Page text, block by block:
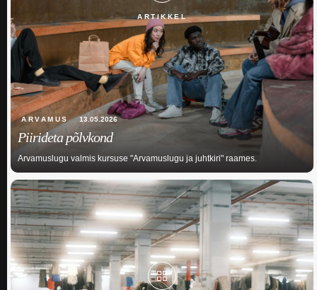
ARTIKKEL
ARVAMUS 13.05.2026
Piirideta põlvkond
Arvamuslugu valmis kursuse "Arvamuslugu ja juhtkiri" raames.